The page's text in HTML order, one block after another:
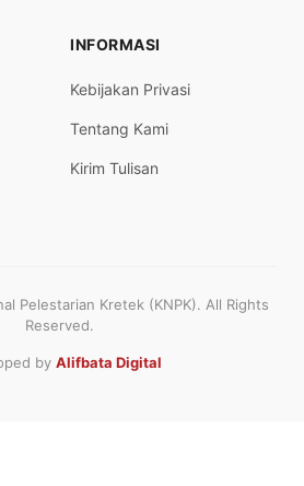
INFORMASI
Kebijakan Privasi
Tentang Kami
Kirim Tulisan
Pelestarian Kretek (KNPK). All Rights
Reserved.
by Alifbata Digital